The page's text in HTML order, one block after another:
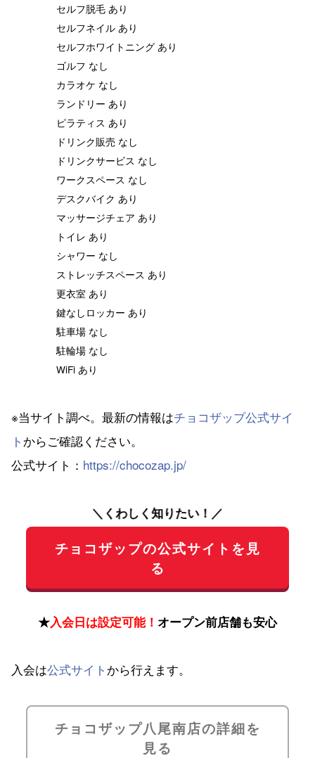
セルフ脱毛 あり
セルフネイル あり
セルフホワイトニング あり
ゴルフ なし
カラオケ なし
ランドリー あり
ピラティス あり
ドリンク販売 なし
ドリンクサービス なし
ワークスペース なし
デスクバイク あり
マッサージチェア あり
トイレ あり
シャワー なし
ストレッチスペース あり
更衣室 あり
鍵なしロッカー あり
駐車場 なし
駐輪場 なし
WiFi あり
※当サイト調べ。最新の情報はチョコザップ公式サイ
ト からご確認ください。
公式サイト： https://chocozap.jp/
＼くわしく知りたい！／
チョコザップの公式サイトを見
る
★入会日は設定可能！ オープン前店舗も安心
入会は公式サイト から行えます。
チョコザップ八尾南店の詳細を
見る